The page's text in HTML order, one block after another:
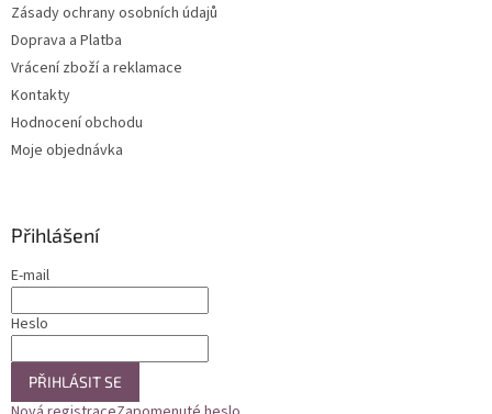
Zásady ochrany osobních údajů
Doprava a Platba
Vrácení zboží a reklamace
Kontakty
Hodnocení obchodu
Moje objednávka
Přihlášení
E-mail
Heslo
PŘIHLÁSIT SE